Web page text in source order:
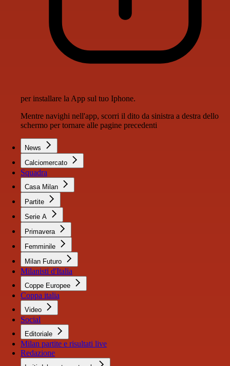
per installare la App sul tuo Iphone.
Mentre navighi nell'app, scorri il dito da sinistra a destra dello
schermo per tornare alle pagine precedenti
News
Calciomercato
Squadra
Casa Milan
Partite
Serie A
Primavera
Femminile
Milan Futuro
Milanisti d'Italia
Coppe Europee
Coppa italia
Video
Social
Editoriale
Milan partite e risultati live
Redazione